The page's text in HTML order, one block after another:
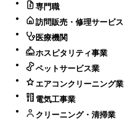
専門職
訪問販売・修理サービス
医療機関
ホスピタリティ事業
ペットサービス業
エアコンクリーニング業
電気工事業
クリーニング・清掃業